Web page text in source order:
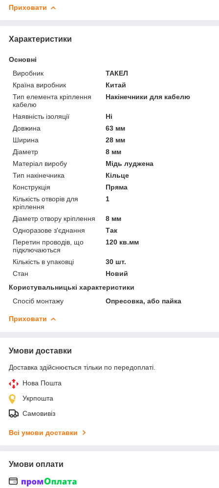
Приховати
Характеристики
Основні
Виробник
ТАКЕЛ
Країна виробник
Китай
Тип елемента кріплення
кабелю
Накінечники для кабелю
Наявність ізоляції
Ні
Довжина
63 мм
Ширина
28 мм
Діаметр
8 мм
Матеріал виробу
Мідь луджена
Тип накінечника
Кільце
Конструкція
Пряма
Кількість отворів для
кріплення
1
Діаметр отвору кріплення
8 мм
Одноразове з'єднання
Так
Перетин проводів, що
підключаються
120 кв.мм
Кількість в упаковці
30 шт.
Стан
Новий
Користувальницькі характеристики
Спосіб монтажу
Опресовка, або пайка
Приховати
Умови доставки
Доставка здійснюється тільки по передоплаті.
Нова Пошта
Укрпошта
Самовивіз
Всі умови доставки
Умови оплати